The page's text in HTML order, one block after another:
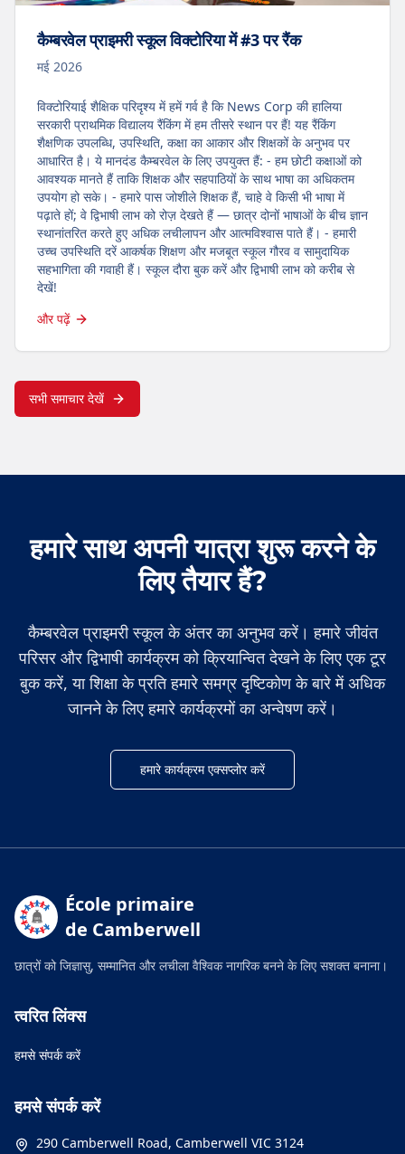
कैम्बरवेल प्राइमरी स्कूल विक्टोरिया में #3 पर रैंक
मई 2026
विक्टोरियाई शैक्षिक परिदृश्य में हमें गर्व है कि News Corp की हालिया
सरकारी प्राथमिक विद्यालय रैंकिंग में हम तीसरे स्थान पर हैं! यह रैंकिंग
शैक्षणिक उपलब्धि, उपस्थिति, कक्षा का आकार और शिक्षकों के अनुभव पर
आधारित है। ये मानदंड कैम्बरवेल के लिए उपयुक्त हैं: - हम छोटी कक्षाओं को
आवश्यक मानते हैं ताकि शिक्षक और सहपाठियों के साथ भाषा का अधिकतम
उपयोग हो सके। - हमारे पास जोशीले शिक्षक हैं, चाहे वे किसी भी भाषा में
पढ़ाते हों; वे द्विभाषी लाभ को रोज़ देखते हैं — छात्र दोनों भाषाओं के बीच ज्ञान
स्थानांतरित करते हुए अधिक लचीलापन और आत्मविश्वास पाते हैं। - हमारी
उच्च उपस्थिति दरें आकर्षक शिक्षण और मजबूत स्कूल गौरव व सामुदायिक
सहभागिता की गवाही हैं। स्कूल दौरा बुक करें और द्विभाषी लाभ को करीब से
देखें!
और पढ़ें
सभी समाचार देखें
हमारे साथ अपनी यात्रा शुरू करने के
लिए तैयार हैं?
कैम्बरवेल प्राइमरी स्कूल के अंतर का अनुभव करें। हमारे जीवंत
परिसर और द्विभाषी कार्यक्रम को क्रियान्वित देखने के लिए एक टूर
बुक करें, या शिक्षा के प्रति हमारे समग्र दृष्टिकोण के बारे में अधिक
जानने के लिए हमारे कार्यक्रमों का अन्वेषण करें।
हमारे कार्यक्रम एक्सप्लोर करें
École primaire
de Camberwell
छात्रों को जिज्ञासु, सम्मानित और लचीला वैश्विक नागरिक बनने के लिए सशक्त बनाना।
त्वरित लिंक्स
हमसे संपर्क करें
हमसे संपर्क करें
290 Camberwell Road, Camberwell VIC 3124